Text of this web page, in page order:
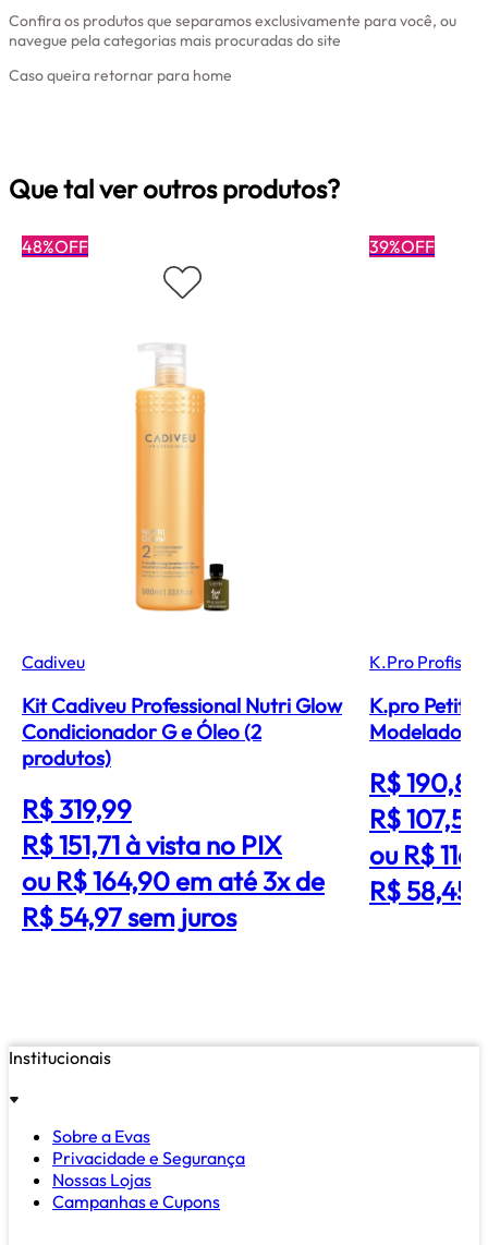
Confira os produtos que separamos exclusivamente para você, ou
navegue pela categorias mais procuradas do site
Caso queira retornar para home
Que tal ver outros produtos?
48%OFF
Cadiveu
Kit Cadiveu Professional Nutri Glow
Condicionador G e Óleo (2
produtos)
R$ 319,99
R$ 151,71à vista no PIX
ou R$ 164,90 em até 3x de
R$ 54,97 sem juros
39%OFF
K.Pro
K.pro Petit
Modelador
R$ 190,89
R$ 107,55
ou R$
R$ 58,45
Institucionais
Sobre a Evas
Privacidade e Segurança
Nossas Lojas
Campanhas e Cupons